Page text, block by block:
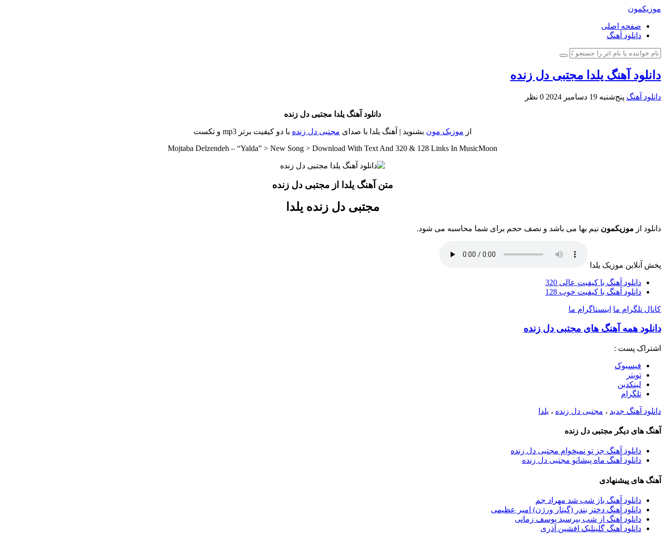
موزیکمون
صفحه اصلی
دانلود آهنگ
دانلود آهنگ یلدا مجتبی دل زنده
دانلود آهنگ پنج‌شنبه 19 دسامبر 2024 0 نظر
دانلود آهنگ یلدا مجتبی دل زنده
از موزیک مون بشنوید | آهنگ یلدا با صدای مجتبی دل زنده با دو کیفیت برتر mp3 و تکست
Mojtaba Delzendeh – “Yalda” > New Song > Download With Text And 320 & 128 Links In MusicMoon
متن آهنگ یلدا از مجتبی دل زنده
مجتبی دل زنده یلدا
دانلود از موزیکمون نیم بها می باشد و نصف حجم برای شما محاسبه می شود.
پخش آنلاین موزیک یلدا
دانلود آهنگ با کیفیت عالی 320
دانلود آهنگ با کیفیت خوب 128
کانال تلگرام ما اینستاگرام ما
دانلود همه آهنگ های مجتبی دل زنده
اشتراک پست :
فيسبوک
تويتر
لینکدین
تلگرام
دانلود آهنگ جدید ، مجتبی دل زنده ، یلدا
آهنگ های دیگر مجتبی دل زنده
دانلود آهنگ جز تو نمیخوام مجتبی دل زنده
دانلود آهنگ ماه پیشانو مجتبی دل زنده
آهنگ های پیشنهادی
دانلود آهنگ باز شب شد مهراد جم
دانلود آهنگ دختر بندر (گیتار ورژن) امیر عظیمی
دانلود آهنگ از شب بپرسید یوسف زمانی
دانلود آهنگ گلینلیک افشین آذری